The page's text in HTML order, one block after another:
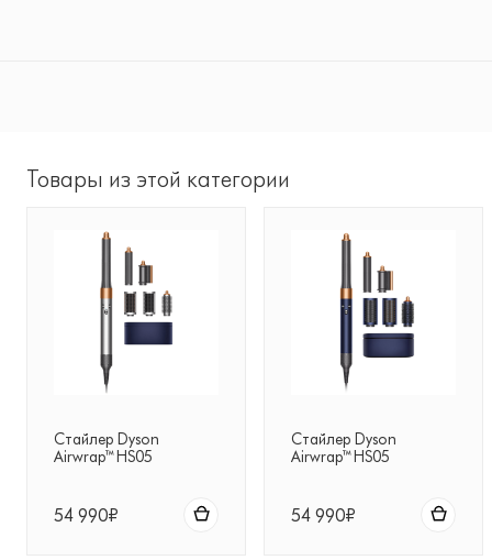
Товары из этой категории
Стайлер Dyson
Airwrap™ HS05
54 990₽
Стайлер Dyson
Airwrap™ HS05
54 990₽